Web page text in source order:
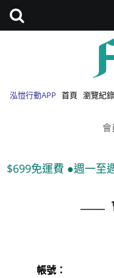
泓愷行動APP 首頁 瀏覽紀錄
會
免運費 ●週一至
帳號：